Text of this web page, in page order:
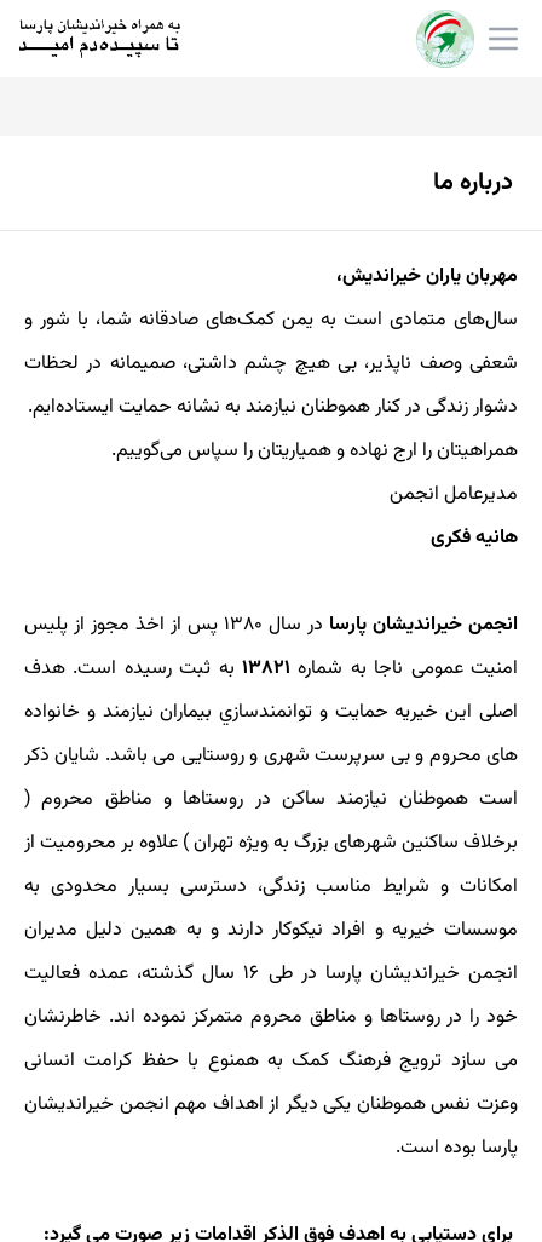
درباره ما
مهربان یاران خیراندیش،
سال‌های متمادی است به یمن کمک‌های صادقانه شما، با شور و
شعفی وصف ناپذیر، بی هیچ چشم داشتی، صمیمانه در لحظات
دشوار زندگی در کنار هموطنان نیازمند به نشانه حمایت ایستاده‌ایم.
همراهیتان را ارج نهاده و همیاریتان را سپاس می‌گوییم.
مدیرعامل انجمن
هانیه فکری
انجمن خیراندیشان پارسا
در سال ۱۳۸۰ پس از اخذ مجوز از پلیس
امنیت عمومی ناجا به شماره ۱۳۸۲۱ به ثبت رسيده است. هدف
اصلی این خیریه حمايت و توانمندسازي بیماران نیازمند و خانواده
های محروم و بی سرپرست شهری و روستایی می باشد. شایان ذکر
است هموطنان نیازمند ساکن در روستاها و مناطق محروم (
برخلاف ساکنین شهرهای بزرگ به ویژه تهران ) علاوه بر محرومیت از
امکانات و شرایط مناسب زندگی، دسترسی بسیار محدودی به
موسسات خیریه و افراد نیکوکار دارند و به همین دلیل مدیران
انجمن خیراندیشان پارسا در طی ۱۶ سال گذشته، عمده‌ فعالیت
خود را در روستاها و مناطق محروم متمرکز نموده اند. خاطرنشان
می سازد ترویج فرهنگ کمک به همنوع با حفظ کرامت انسانی
وعزت نفس هموطنان یکی دیگر از اهداف مهم انجمن خیراندیشان
پارسا بوده است.
برای دستیابی به اهدف فوق الذکر اقدامات زیر صورت می گیرد: